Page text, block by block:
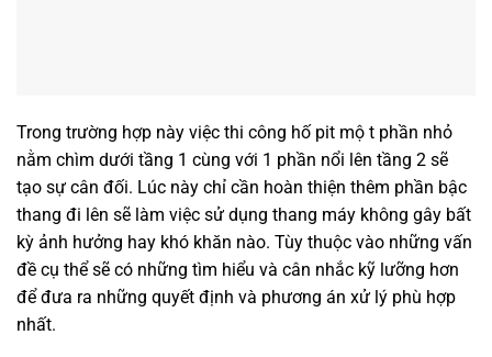
Trong trường hợp này việc thi công hố pit mộ t phần nhỏ
nằm chìm dưới tầng 1 cùng với 1 phần nổi lên tầng 2 sẽ
tạo sự cân đối. Lúc này chỉ cần hoàn thiện thêm phần bậc
thang đi lên sẽ làm việc sử dụng thang máy không gây bất
kỳ ảnh hưởng hay khó khăn nào. Tùy thuộc vào những vấn
đề cụ thể sẽ có những tìm hiểu và cân nhắc kỹ lưỡng hơn
để đưa ra những quyết định và phương án xử lý phù hợp
nhất.